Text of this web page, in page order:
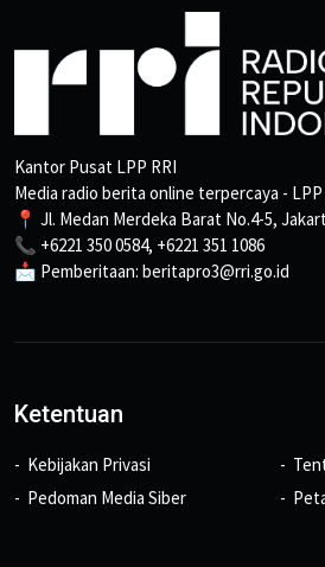
Kantor Pusat LPP RRI
Media radio berita online terpercaya - LPP
📍 Jl. Medan Merdeka Barat No.4-5,
📞 +6221 350 0584, +6221 351 1086
📩 Pemberitaan: beritapro3@rri.go.id
Ketentuan
Kebijakan Privasi
Pedoman Media Siber